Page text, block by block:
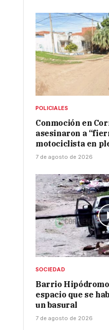
POLICIALES
Conmoción en
asesinaron a
motociclista en
7 de agosto de 2026
SOCIEDAD
Barrio
espacio que se
un basural
7 de agosto de 2026